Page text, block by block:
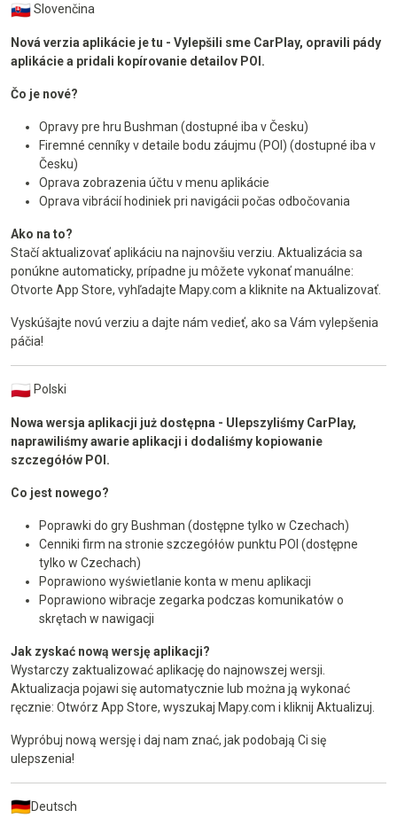
Slovenčina
Nová verzia aplikácie je tu - Vylepšili sme CarPlay, opravili pády
aplikácie a pridali kopírovanie detailov POI.
Čo je nové?
Opravy pre hru Bushman (dostupné iba v Česku)
Firemné cenníky v detaile bodu záujmu (POI) (dostupné iba v
Česku)
Oprava zobrazenia účtu v menu aplikácie
Oprava vibrácií hodiniek pri navigácii počas odbočovania
Ako na to?
Stačí aktualizovať aplikáciu na najnovšiu verziu. Aktualizácia sa
ponúkne automaticky, prípadne ju môžete vykonať manuálne:
Otvorte App Store, vyhľadajte Mapy.com a kliknite na Aktualizovať.
Vyskúšajte novú verziu a dajte nám vedieť, ako sa Vám vylepšenia
páčia!
Polski
Nowa wersja aplikacji już dostępna - Ulepszyliśmy CarPlay,
naprawiliśmy awarie aplikacji i dodaliśmy kopiowanie
szczegółów POI.
Co jest nowego?
Poprawki do gry Bushman (dostępne tylko w Czechach)
Cenniki firm na stronie szczegółów punktu POI (dostępne
tylko w Czechach)
Poprawiono wyświetlanie konta w menu aplikacji
Poprawiono wibracje zegarka podczas komunikatów o
skrętach w nawigacji
Jak zyskać nową wersję aplikacji?
Wystarczy zaktualizować aplikację do najnowszej wersji.
Aktualizacja pojawi się automatycznie lub można ją wykonać
ręcznie: Otwórz App Store, wyszukaj Mapy.com i kliknij Aktualizuj.
Wypróbuj nową wersję i daj nam znać, jak podobają Ci się
ulepszenia!
Deutsch